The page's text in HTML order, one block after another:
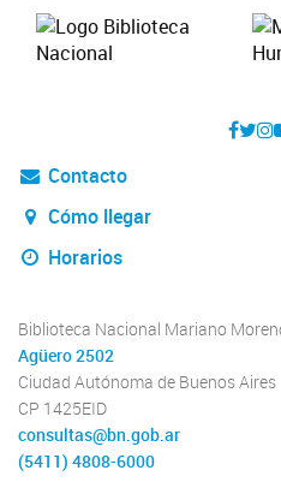
Contacto
Cómo llegar
Horarios
Biblioteca Nacional Mariano
Agüero 2502
Ciudad Autónoma de Buenos Aires
CP 1425EID
consultas@bn.gob.ar
(5411) 4808-6000